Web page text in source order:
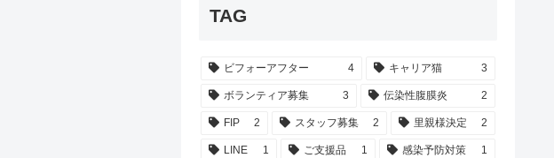
TAG
ビフォーアフター 4 キャリア猫 3
ボランティア募集 3 伝染性腹膜炎 2
FIP 2 スタッフ募集 2 里親様決定 2
LINE 1 ご支援品 1 感染予防対策 1